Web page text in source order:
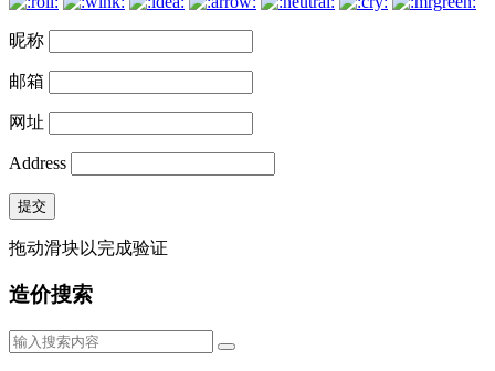
昵称
邮箱
网址
Address
提交
拖动滑块以完成验证
造价搜索